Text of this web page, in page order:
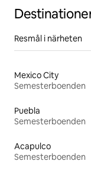
Resmål i närheten
Mexico City
Semesterboenden
Puebla
Semesterboenden
Acapulco
Semesterboenden